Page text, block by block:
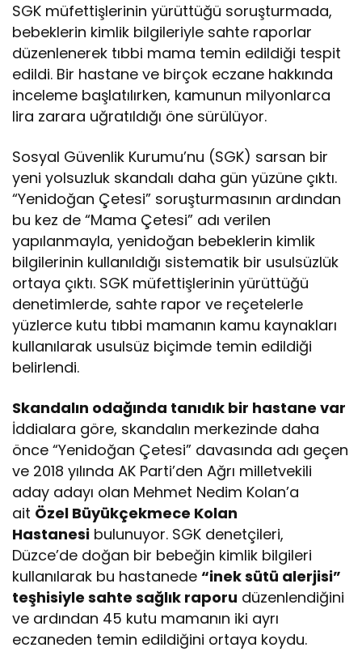
SGK müfettişlerinin yürüttüğü soruşturmada,
bebeklerin kimlik bilgileriyle sahte raporlar
düzenlenerek tıbbi mama temin edildiği tespit
edildi. Bir hastane ve birçok eczane hakkında
inceleme başlatılırken, kamunun milyonlarca
lira zarara uğratıldığı öne sürülüyor.
Sosyal Güvenlik Kurumu’nu (SGK) sarsan bir
yeni yolsuzluk skandalı daha gün yüzüne çıktı.
“Yenidoğan Çetesi” soruşturmasının ardından
bu kez de “Mama Çetesi” adı verilen
yapılanmayla, yenidoğan bebeklerin kimlik
bilgilerinin kullanıldığı sistematik bir usulsüzlük
ortaya çıktı. SGK müfettişlerinin yürüttüğü
denetimlerde, sahte rapor ve reçetelerle
yüzlerce kutu tıbbi mamanın kamu kaynakları
kullanılarak usulsüz biçimde temin edildiği
belirlendi.
Skandalın odağında tanıdık bir hastane var
İddialara göre, skandalın merkezinde daha
önce “Yenidoğan Çetesi” davasında adı geçen
ve 2018 yılında AK Parti’den Ağrı milletvekili
aday adayı olan Mehmet Nedim Kolan’a
ait Özel Büyükçekmece Kolan
Hastanesi bulunuyor. SGK denetçileri,
Düzce’de doğan bir bebeğin kimlik bilgileri
kullanılarak bu hastanede“inek sütü alerjisi”
teşhisiyle sahte sağlık raporu düzenlendiğini
ve ardından 45 kutu mamanın iki ayrı
eczaneden temin edildiğini ortaya koydu.